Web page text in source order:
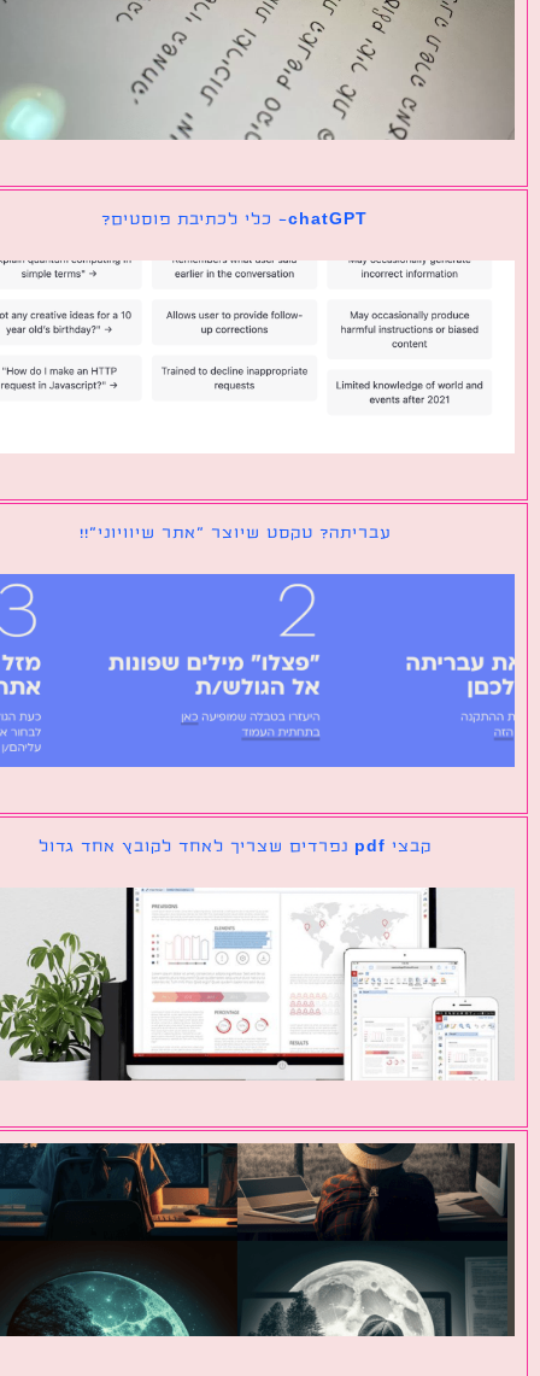
chatGPT- כלי לכתיבת פוסטים?
עבריתה? טקסט שיוצר ״אתר שיוויוני״!!